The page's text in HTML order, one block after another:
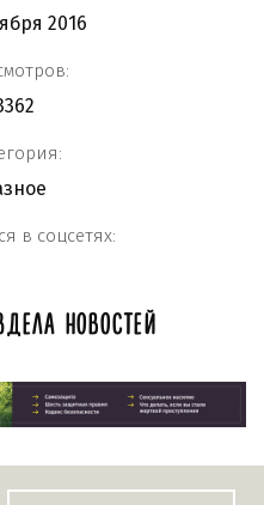
2016
в соцсетях:
НОВОСТЕЙ